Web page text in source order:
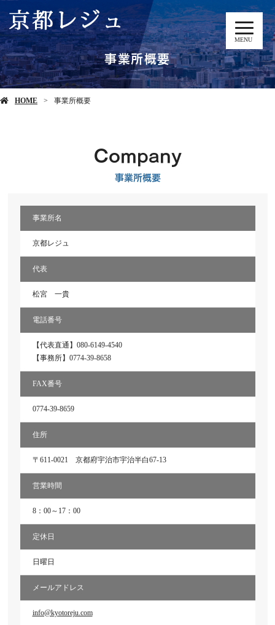
MENU
事業所概要
HOME 事業所概要
Company
事業所概要
事業所名
京都レジュ
代表
松宮 一貴
電話番号
【代表直通】080-6149-4540
【事務所】0774-39-8658
FAX番号
0774-39-8659
住所
〒611-0021 京都府宇治市宇治半白67-13
営業時間
8：00～17：00
定休日
日曜日
メールアドレス
info@kyotoreju.com